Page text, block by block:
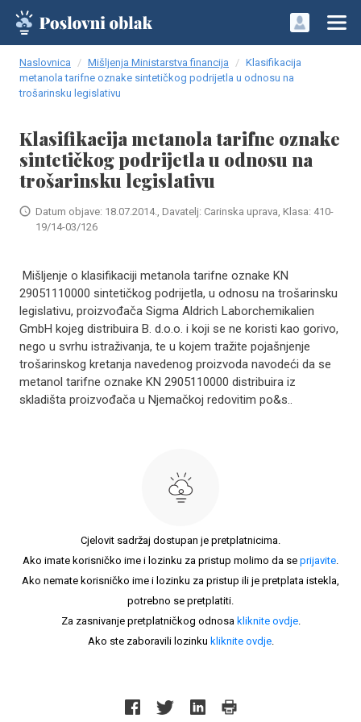
Naslovnica Mišljenja Ministarstva financija
Klasifikacija
metanola tarifne oznake sintetičkog podrijetla u odnosu na
trošarinsku legislativu
Klasifikacija metanola tarifne oznake
sintetičkog podrijetla u odnosu na
trošarinsku legislativu
Datum objave: 18.07.2014., Davatelj: Carinska uprava, Klasa: 410-
19/14-03/126
Mišljenje o klasifikaciji metanola tarifne oznake KN
29051110000 sintetičkog podrijetla, u odnosu na trošarinsku
legislativu, proizvođača Sigma Aldrich Laborchemikalien
GmbH kojeg distribuira B. d.o.o. i koji se ne koristi kao gorivo,
nego u svrhu istraživanja, te u kojem tražite pojašnjenje
trošarinskog kretanja navedenog proizvoda navodeći da se
metanol tarifne oznake KN 2905110000 distribuira iz
skladišta proizvođača u Njemačkoj redovitim po&s..
Cjelovit sadržaj dostupan je pretplatnicima.
Ako imate korisničko ime i lozinku za pristup molimo da se prijavite.
Ako nemate korisničko ime i lozinku za pristup ili je pretplata istekla,
potrebno se pretplatiti.
Za zasnivanje pretplatničkog odnosa kliknite ovdje.
Ako ste zaboravili lozinku kliknite ovdje.